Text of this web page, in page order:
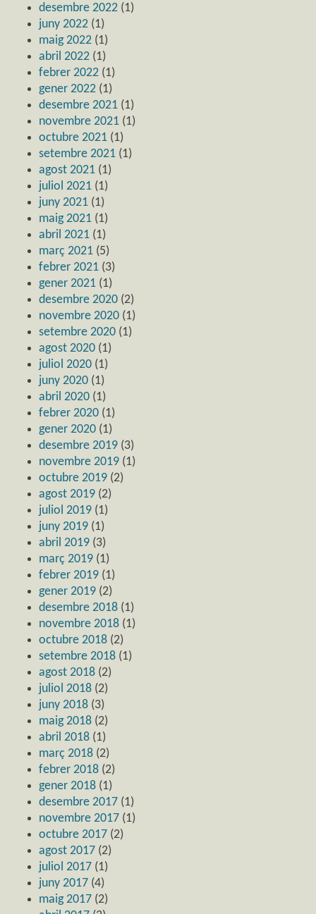
desembre 2022 (1)
juny 2022 (1)
maig 2022 (1)
abril 2022 (1)
febrer 2022 (1)
gener 2022 (1)
desembre 2021 (1)
novembre 2021 (1)
octubre 2021 (1)
setembre 2021 (1)
agost 2021 (1)
juliol 2021 (1)
juny 2021 (1)
maig 2021 (1)
abril 2021 (1)
març 2021 (5)
febrer 2021 (3)
gener 2021 (1)
desembre 2020 (2)
novembre 2020 (1)
setembre 2020 (1)
agost 2020 (1)
juliol 2020 (1)
juny 2020 (1)
abril 2020 (1)
febrer 2020 (1)
gener 2020 (1)
desembre 2019 (3)
novembre 2019 (1)
octubre 2019 (2)
agost 2019 (2)
juliol 2019 (1)
juny 2019 (1)
abril 2019 (3)
març 2019 (1)
febrer 2019 (1)
gener 2019 (2)
desembre 2018 (1)
novembre 2018 (1)
octubre 2018 (2)
setembre 2018 (1)
agost 2018 (2)
juliol 2018 (2)
juny 2018 (3)
maig 2018 (2)
abril 2018 (1)
març 2018 (2)
febrer 2018 (2)
gener 2018 (1)
desembre 2017 (1)
novembre 2017 (1)
octubre 2017 (2)
agost 2017 (2)
juliol 2017 (1)
juny 2017 (4)
maig 2017 (2)